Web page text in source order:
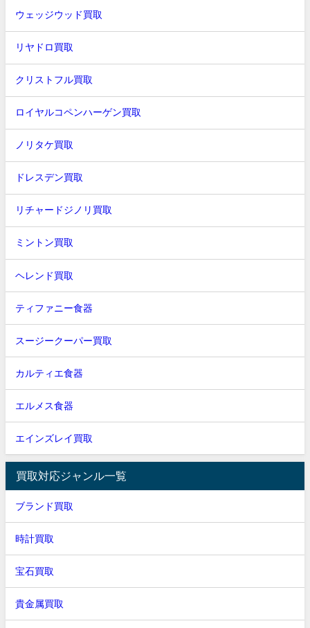
ウェッジウッド買取
リヤドロ買取
クリストフル買取
ロイヤルコペンハーゲン買取
ノリタケ買取
ドレスデン買取
リチャードジノリ買取
ミントン買取
ヘレンド買取
ティファニー食器
スージークーパー買取
カルティエ食器
エルメス食器
エインズレイ買取
買取対応ジャンル一覧
ブランド買取
時計買取
宝石買取
貴金属買取